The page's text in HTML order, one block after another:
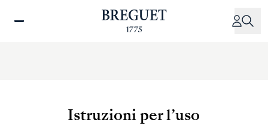
Istruzioni per l’uso